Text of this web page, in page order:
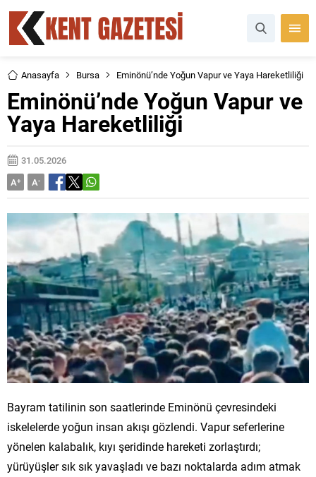
Anasayfa Bursa Eminönü’nde Yoğun Vapur ve Yaya Hareketliliği
Eminönü’nde Yoğun Vapur ve
Yaya Hareketliliği
31.05.2026
A+ A-
Bayram tatilinin son saatlerinde Eminönü çevresindeki
iskelelerde yoğun insan akışı gözlendi. Vapur seferlerine
yönelen kalabalık, kıyı şeridinde hareketi zorlaştırdı;
yürüyüşler sık sık yavaşladı ve bazı noktalarda adım atmak